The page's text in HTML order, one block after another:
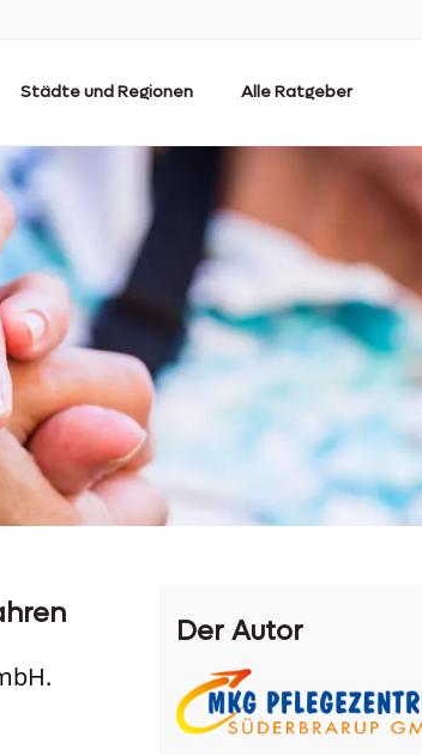
Städte und Regionen Alle Ratgeber
Der Autor